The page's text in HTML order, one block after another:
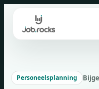
content
Personeelsplanning